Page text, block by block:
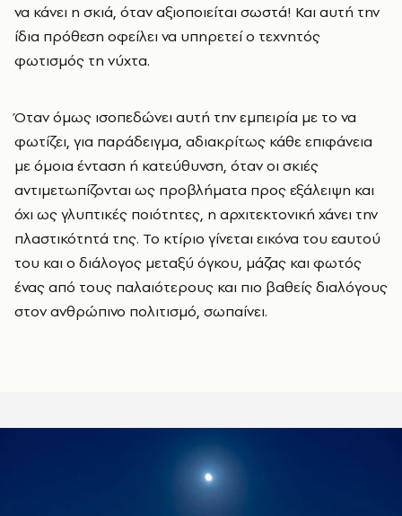
να κάνει η σκιά, όταν αξιοποιείται σωστά! Και αυτή την
ίδια πρόθεση οφείλει να υπηρετεί ο τεχνητός
φωτισμός τη νύχτα.
Όταν όμως ισοπεδώνει αυτή την εμπειρία με το να
φωτίζει, για παράδειγμα, αδιακρίτως κάθε επιφάνεια
με όμοια ένταση ή κατεύθυνση, όταν οι σκιές
αντιμετωπίζονται ως προβλήματα προς εξάλειψη και
όχι ως γλυπτικές ποιότητες, η αρχιτεκτονική χάνει την
πλαστικότητά της. Το κτίριο γίνεται εικόνα του εαυτού
του και ο διάλογος μεταξύ όγκου, μάζας και φωτός
ένας από τους παλαιότερους και πιο βαθείς διαλόγους
στον ανθρώπινο πολιτισμό, σωπαίνει.